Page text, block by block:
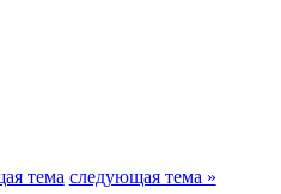
тема следующая тема »